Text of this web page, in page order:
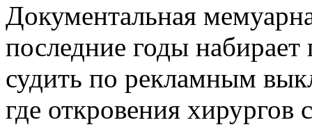
Документальная
последние годы
судить по рекламным
где откровения хирургов